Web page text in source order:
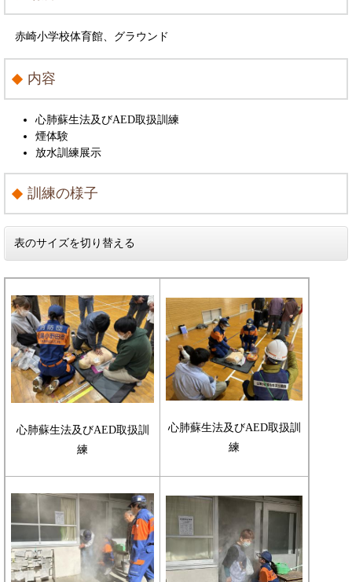
赤崎小学校体育館、グラウンド
内容
心肺蘇生法及びAED取扱訓練
煙体験
放水訓練展示
訓練の様子
表のサイズを切り替える
心肺蘇生法及びAED取扱訓
練
心肺蘇生法及びAED取扱訓
練